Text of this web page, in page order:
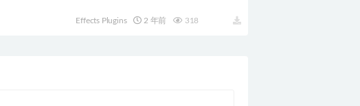
Effects Plugins 2 年前 318